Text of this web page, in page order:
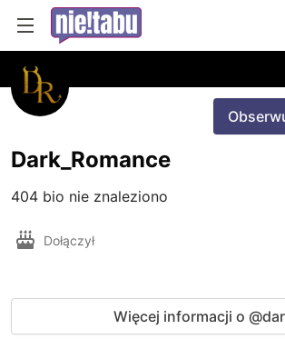
Dark_Romance
404 bio nie znaleziono
Dołączył
Więcej informacji o